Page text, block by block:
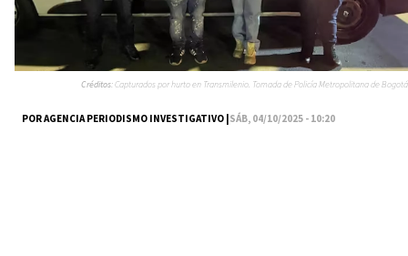
POR AGENCIA PERIODISMO INVESTIGATIVO |SÁB, 04/10/2025 - 10:20
Créditos:Capturados por hurto en Transmilenio. Tomada de Policía Metropolitana de Bogotá